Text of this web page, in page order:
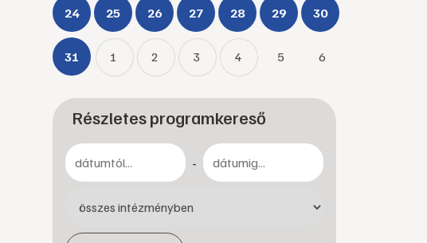
24 25 26 27 28 29 30
31 1 2 3 4 5 6
Részletes programkereső
-